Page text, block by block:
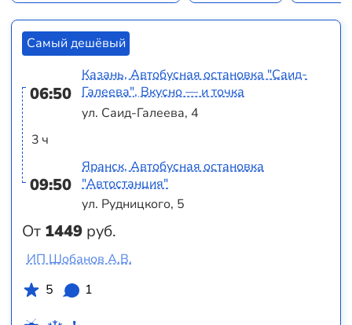
Самый дешёвый
06:50
3 ч
09:50
От 1449 руб.
Казань, Автобусная остановка "Саид-
Галеева", Вкусно — и точка
ул. Саид-Галеева, 4
Яранск, Автобусная остановка
"Автостанция"
ул. Рудницкого, 5
ИП Шобанов А.В.
5
1